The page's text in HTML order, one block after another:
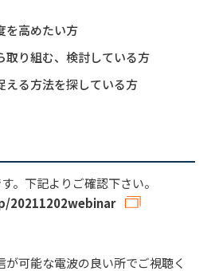
を高めたい方
取り組む、検討している方
える方法を探している方
。下記よりご確認下さい。
20211202webinar
可能な電波の良い所でご視聴く